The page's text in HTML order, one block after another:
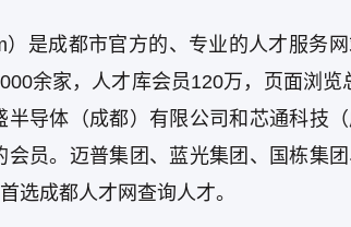
是成都市官方的、专业的人才服务
余家，人才库会员120万，页面浏览
导体（成都）有限公司和芯通科技
员。迈普集团、蓝光集团、国栋集团
选成都人才网查询人才。